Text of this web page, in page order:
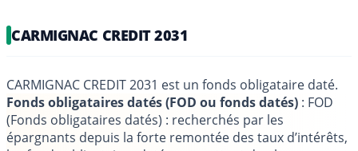
CARMIGNAC CREDIT 2031
CARMIGNAC CREDIT 2031 est un fonds obligataire daté.
Fonds obligataires datés (FOD ou fonds datés) : FOD
(Fonds obligataires datés) : recherchés par les
épargnants depuis la forte remontée des taux d’intérêts,